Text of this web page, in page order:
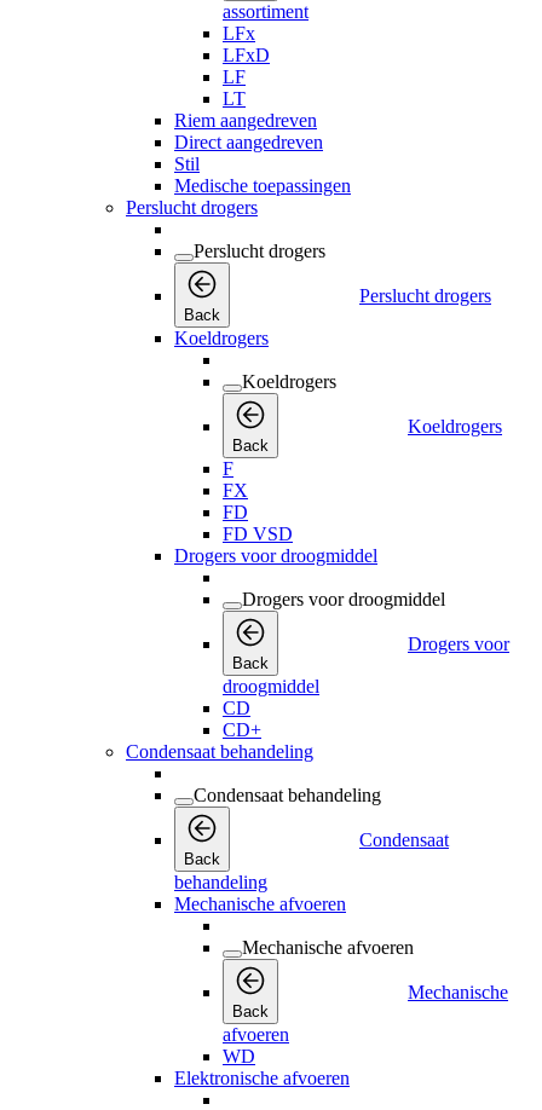
assortiment
LFx
LFxD
LF
LT
Riem aangedreven
Direct aangedreven
Stil
Medische toepassingen
Perslucht drogers
Perslucht drogers
Back
Perslucht drogers
Koeldrogers
Koeldrogers
Back
Koeldrogers
F
FX
FD
FD VSD
Drogers voor droogmiddel
Drogers voor droogmiddel
Back
Drogers voor
droogmiddel
CD
CD+
Condensaat behandeling
Condensaat behandeling
Back
Condensaat
behandeling
Mechanische afvoeren
Mechanische afvoeren
Back
Mechanische
afvoeren
WD
Elektronische afvoeren